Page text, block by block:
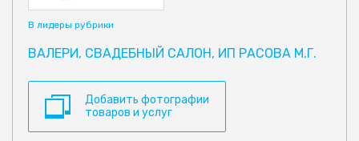
В лидеры рубрики
ВАЛЕРИ, СВАДЕБНЫЙ САЛОН, ИП РАСОВА М.Г.
Добавить фотографии
товаров и услуг